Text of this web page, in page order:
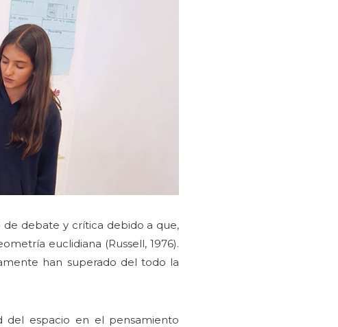
debate y crítica debido a que,
euclidiana (Russell, 1976).
han superado del todo la
del espacio en el pensamiento